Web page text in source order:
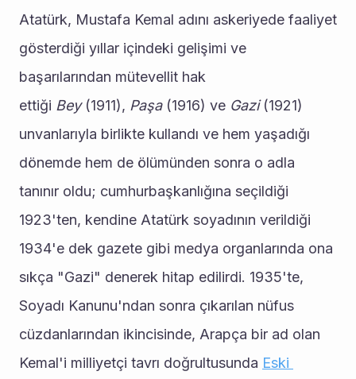
Atatürk, Mustafa Kemal adını askeriyede faaliyet
gösterdiği yıllar içindeki gelişimi ve
başarılarından mütevellit hak
ettiği Bey (1911), Paşa (1916) ve Gazi (1921)
unvanlarıyla birlikte kullandı ve hem yaşadığı
dönemde hem de ölümünden sonra o adla
tanınır oldu; cumhurbaşkanlığına seçildiği
1923'ten, kendine Atatürk soyadının verildiği
1934'e dek gazete gibi medya organlarında ona
sıkça "Gazi" denerek hitap edilirdi. 1935'te,
Soyadı Kanunu'ndan sonra çıkarılan nüfus
cüzdanlarından ikincisinde, Arapça bir ad olan
Kemal'i milliyetçi tavrı doğrultusunda Eski